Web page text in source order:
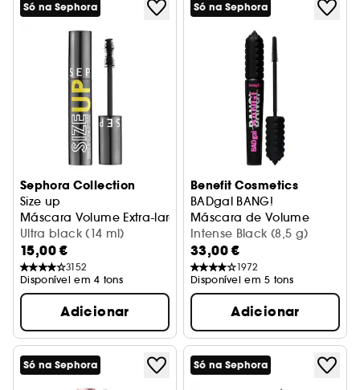
Só na Sephora
Sephora Collection
Size up
Máscara Volume Extra-largo Imediato
Ultra black (14 ml)
15,00 €
3152
Disponível em 4 tons
Adicionar
Só na Sephora
Benefit Cosmetics
BADgal BANG!
Máscara de Volume
Intense Black (8,5 g)
33,00 €
1972
Disponível em 5 tons
Adicionar
Só na Sephora Só na Sephora